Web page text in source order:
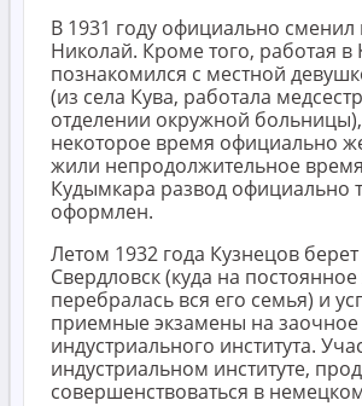
В 1931 году официально
Николай. Кроме того, работая
познакомился с местной
(из села Кува, работала
отделении окружной
некоторое время официально
жили непродолжительное
Кудымкара развод официально
оформлен.
Летом 1932 года Кузнецов
Свердловск (куда на
перебралась вся его семья) и
приемные экзамены на заочное
индустриального института.
индустриальном институте,
совершенствоваться в